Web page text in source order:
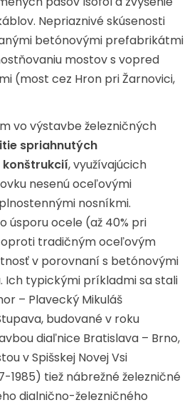
Nepriaznivé skúsenosti
betónovými prefabrikátmi
mostov s vopred
(most cez Hron pri Žarnovici,
vo výstavbe železničných
spriahnutých
, využívajúcich
nesenú oceľovými
nosníkmi.
úsporu ocele (až 40% pri
tradičným oceľovým
v porovnaní s betónovými
Ich typickými príkladmi sa stali
– Plavecký Mikuláš
budované v roku
diaľnice Bratislava – Brno,
v Spišskej Novej Vsi
1985) tiež nábrežné železničné
dialnično-železničného